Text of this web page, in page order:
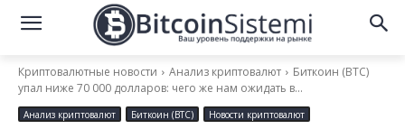
Криптовалютные новости Анализ криптовалют
Биткоин (BTC)
упал ниже 70 000 долларов: чего же нам ожидать в...
Анализ криптовалют Биткоин (BTC) Новости криптовалют